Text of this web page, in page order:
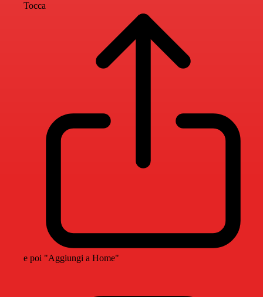
Tocca
e poi "Aggiungi a Home"